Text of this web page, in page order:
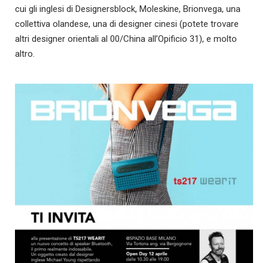
cui gli inglesi di Designersblock, Moleskine, Brionvega, una
collettiva olandese, una di designer cinesi (potete trovare
altri designer orientali al 00/China all’Opificio 31), e molto
altro.